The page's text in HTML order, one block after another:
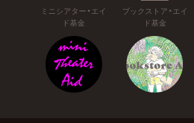
ミニシアター・エイ
ド基金
ブックストア・エイ
ド基金